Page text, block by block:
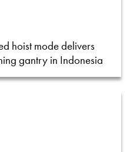
hoist mode delivers
gantry in Indonesia